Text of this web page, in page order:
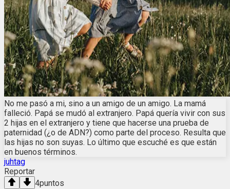
No me pasó a mi, sino a un amigo de un amigo. La mamá
falleció. Papá se mudó al extranjero. Papá quería vivir con sus
2 hijas en el extranjero y tiene que hacerse una prueba de
paternidad (¿o de ADN?) como parte del proceso. Resulta que
las hijas no son suyas. Lo último que escuché es que están
en buenos términos.
juhtag
Reportar
4puntos